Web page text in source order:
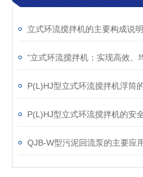
立式环流搅拌机的主要构成说明